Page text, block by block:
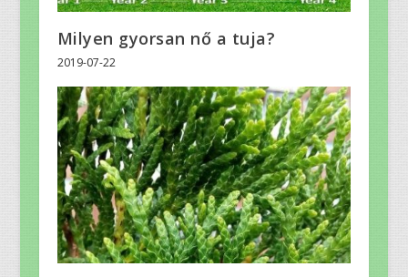
Milyen gyorsan nő a tuja?
2019-07-22